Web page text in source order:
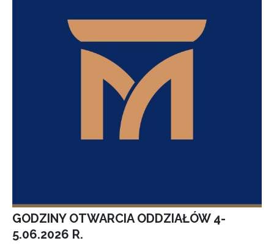
GODZINY OTWARCIA ODDZIAŁÓW 4-
5.06.2026 R.